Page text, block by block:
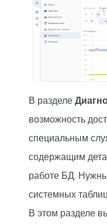
В разделе
возможность
специальным
содержащим
работе БД.
системных
В этом разделе